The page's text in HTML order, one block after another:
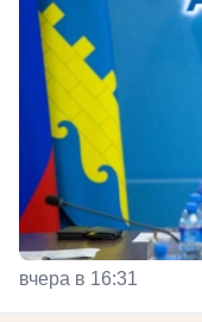
вчера в 16:31